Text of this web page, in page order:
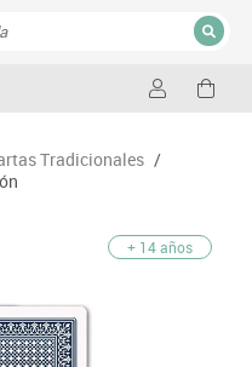
CERRAR
Tradicionales /
+ 14 años